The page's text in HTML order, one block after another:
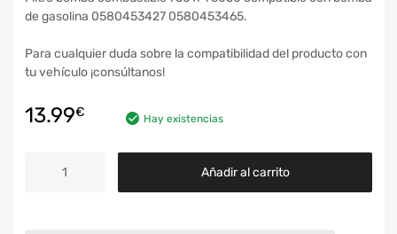
de gasolina 0580453427 0580453465.
Para cualquier duda sobre la compatibilidad del producto con
tu vehículo ¡consúltanos!
13.99€ Hay existencias
Añadir al carrito